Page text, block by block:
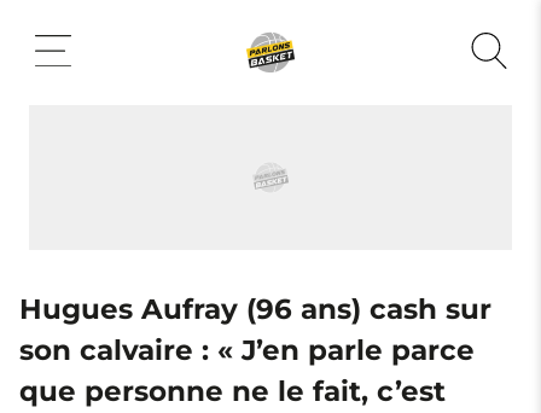
contenu
Hugues Aufray (96 ans) cash sur
son calvaire : « J’en parle parce
que personne ne le fait, c’est